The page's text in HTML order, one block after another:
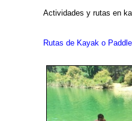
Actividades y rutas en
Rutas de Kayak o